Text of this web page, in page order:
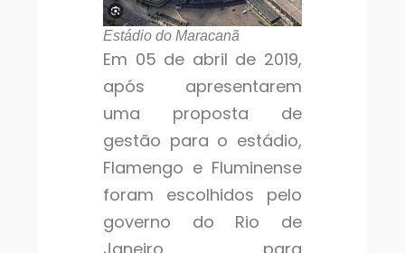
Estádio do Maracanã
Em 05 de abril de 2019,
após apresentarem
uma proposta de
gestão para o estádio,
Flamengo e Fluminense
foram escolhidos pelo
governo do Rio de